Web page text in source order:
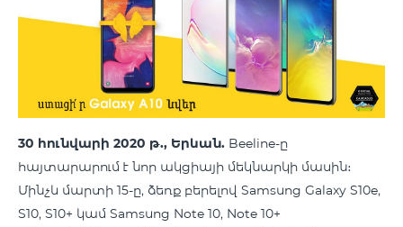
30 հունվարի 2020 թ., Երևան. Beeline-ը
հայտարարում է նոր ակցիայի մեկնարկի մասին։
Մինչև մարտի 15-ը, ձեռք բերելով Samsung Galaxy S10e,
S10, S10+ կամ Samsung Note 10, Note 10+